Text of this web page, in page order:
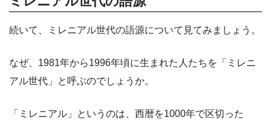
続いて、ミレニアル世代の語源について見てみましょう。
なぜ、1981年から1996年頃に生まれた人たちを「ミレニ
アル世代」と呼ぶのでしょうか。
「ミレニアル」というのは、西暦を1000年で区切った